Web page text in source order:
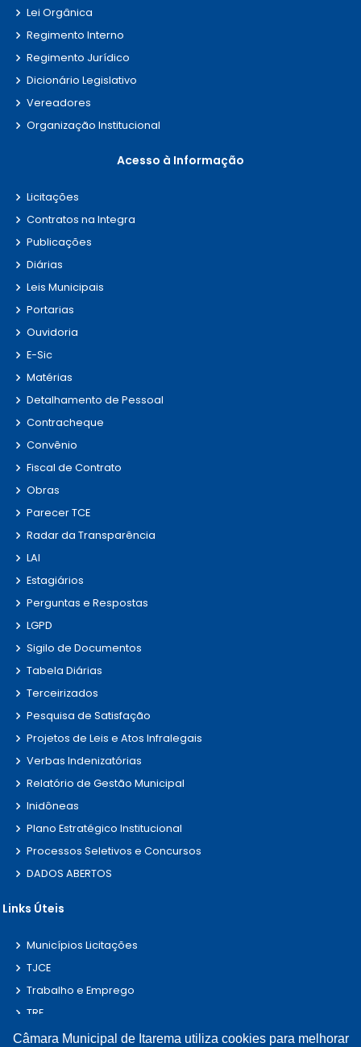
Lei Orgânica
Regimento Interno
Regimento Jurídico
Dicionário Legislativo
Vereadores
Organização Institucional
Acesso à Informação
Licitações
Contratos na Integra
Publicações
Diárias
Leis Municipais
Portarias
Ouvidoria
E-Sic
Matérias
Detalhamento de Pessoal
Contracheque
Convênio
Fiscal de Contrato
Obras
Parecer TCE
Radar da Transparência
LAI
Estagiários
Perguntas e Respostas
LGPD
Sigilo de Documentos
Tabela Diárias
Terceirizados
Pesquisa de Satisfação
Projetos de Leis e Atos Infralegais
Verbas Indenizatórias
Relatório de Gestão Municipal
Inidôneas
Plano Estratégico Institucional
Processos Seletivos e Concursos
DADOS ABERTOS
Links Úteis
Municípios Licitações
TJCE
Trabalho e Emprego
TRE
TCE
Câmara Municipal de Itarema utiliza cookies para melhorar